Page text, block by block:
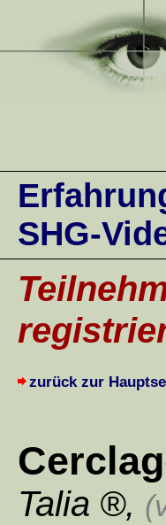
SHG-
zurück zur
Talia ,